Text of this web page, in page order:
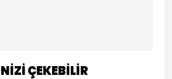
ÇEKEBİLİR